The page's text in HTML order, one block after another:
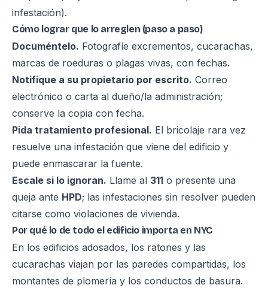
infestación).
Cómo lograr que lo arreglen (paso a paso)
Documéntelo. Fotografíe excrementos, cucarachas,
marcas de roeduras o plagas vivas, con fechas.
Notifique a su propietario por escrito. Correo
electrónico o carta al dueño/la administración;
conserve la copia con fecha.
Pida tratamiento profesional. El bricolaje rara vez
resuelve una infestación que viene del edificio y
puede enmascarar la fuente.
Escale si lo ignoran. Llame al 311 o presente una
queja ante HPD; las infestaciones sin resolver pueden
citarse como violaciones de vivienda.
Por qué lo de todo el edificio importa en NYC
En los edificios adosados, los ratones y las
cucarachas viajan por las paredes compartidas, los
montantes de plomería y los conductos de basura.